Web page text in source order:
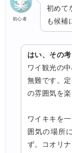
初心者
初めて
も候補
はい、その
ワイ観光の
無難です。
の雰囲気を楽
ワイキキを
囲気の場所
ず。コオリ